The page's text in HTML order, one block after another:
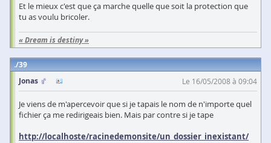
Et le mieux c'est que ça marche quelle que soit la protection que
tu as voulu bricoler.
« Dream is destiny »
39
Jonas
Le 16/05/2008 à 09:04
Je viens de m'apercevoir que si je tapais le nom de n'importe quel
fichier ça me redirigeais bien. Mais par contre si je tape
http://localhoste/racinedemonsite/un_dossier_inexistant/